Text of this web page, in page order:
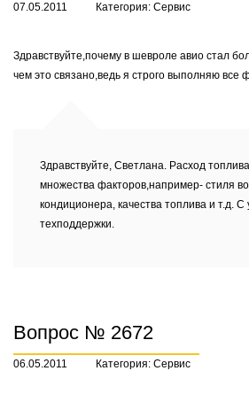
07.05.2011 Категория: Сервис
Здравствуйте,почему в шевроле авио стал
чем это связано,ведь я строго выполняю все
Здравствуйте, Светлана. Расход
множества факторов,например- стиля
кондиционера, качества топлива и т.д.
техподдержки.
Вопрос № 2672
06.05.2011 Категория: Сервис